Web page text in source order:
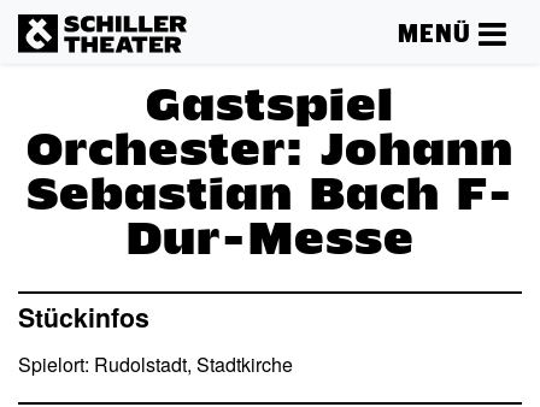
MENÜ
Gastspiel
Orchester: Johann
Sebastian Bach F-
Dur-Messe
Stückinfos
Spielort: Rudolstadt, Stadtkirche